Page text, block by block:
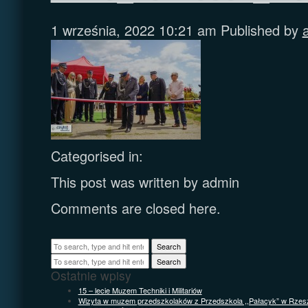
1 września, 2022 10:21 am Published by
Categorised in:
This post was written by admin
Comments are closed here.
Search
Search
Ostatnie wpisy
15 – lecie Muzem Techniki i Militariów
Wizyta w muzem przedszkolaków z Przedszkola ,,Pałacyk” w